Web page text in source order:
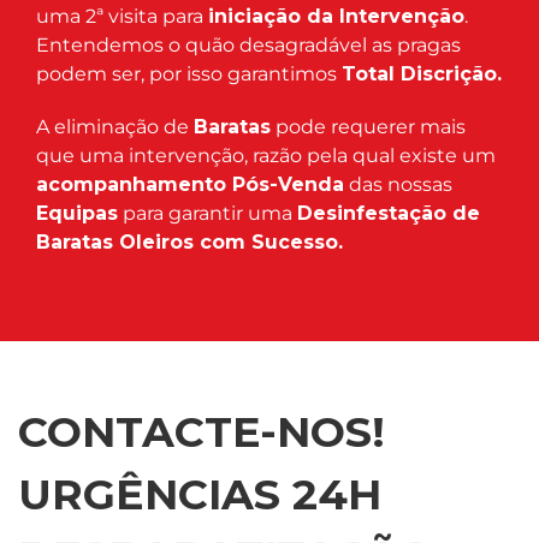
uma 2ª visita para iniciação da Intervenção.
Entendemos o quão desagradável as pragas
podem ser, por isso garantimos Total Discrição.
A eliminação de Baratas pode requerer mais
que uma intervenção, razão pela qual existe um
acompanhamento Pós-Venda das nossas
Equipas para garantir uma Desinfestação de
Baratas Oleiros com Sucesso.
CONTACTE-NOS!
URGÊNCIAS 24H